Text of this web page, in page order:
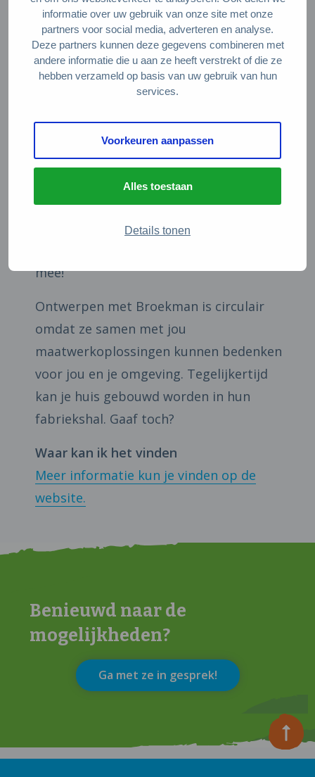
informatie over uw gebruik van onze site met onze
partners voor social media, adverteren en analyse.
Deze partners kunnen deze gegevens combineren met
andere informatie die u aan ze heeft verstrekt of die ze
hebben verzameld op basis van uw gebruik van hun
services.
Voorkeuren aanpassen
Alles toestaan
Details tonen
toekomst slimmer. Zo kun je een huis
bijvoorbeeld ontwerpen zonder interne
draagmuren, zodat vrije indelingen of
gemakkelijk te wijzigen indelingen
woonwijk naar verloop van tijd een
andere functie krijgt – kunnen de
materialen en grondstoffen simpel weer
gebruikt worden voor andere projecten.
Verhuizen zonder afscheid te nemen van
mee!
Ontwerpen met Broekman is circulair
omdat ze samen met jou
maatwerkoplossingen kunnen bedenken
voor jou en je omgeving. Tegelijkertijd
kan je huis gebouwd worden in hun
fabriekshal. Gaaf toch?
Waar kan ik het vinden
Meer informatie kun je vinden op de
website.
Benieuwd naar de
mogelijkheden?
Ga met ze in gesprek!